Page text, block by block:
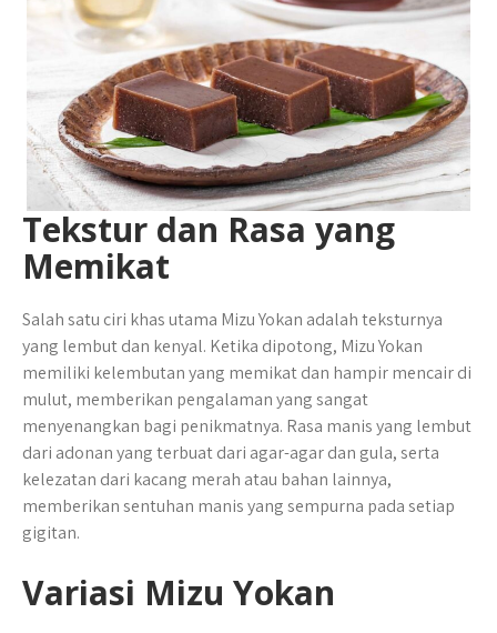
Tekstur dan Rasa yang
Memikat
Salah satu ciri khas utama Mizu Yokan adalah teksturnya
yang lembut dan kenyal. Ketika dipotong, Mizu Yokan
memiliki kelembutan yang memikat dan hampir mencair di
mulut, memberikan pengalaman yang sangat
menyenangkan bagi penikmatnya. Rasa manis yang lembut
dari adonan yang terbuat dari agar-agar dan gula, serta
kelezatan dari kacang merah atau bahan lainnya,
memberikan sentuhan manis yang sempurna pada setiap
gigitan.
Variasi Mizu Yokan